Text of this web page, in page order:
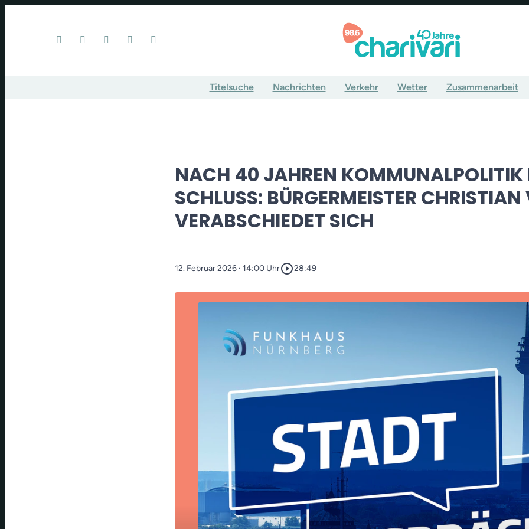
Titelsuche Nachrichten Verkehr Wetter Zusammenarbeit
NACH 40 JAHREN KOMMUNALPOLITIK
SCHLUSS: BÜRGERMEISTER CHRISTIAN
VERABSCHIEDET SICH
12. Februar 2026 · 14:00 Uhrplay_circle_outline28:49